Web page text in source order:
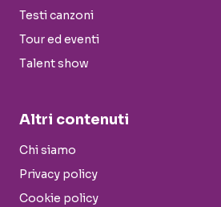
Testi canzoni
Tour ed eventi
Talent show
Altri contenuti
Chi siamo
Privacy policy
Cookie policy